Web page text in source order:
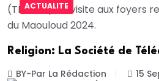
ACTUALITE
Religion: La Société de
BY-Par La Rédaction 15